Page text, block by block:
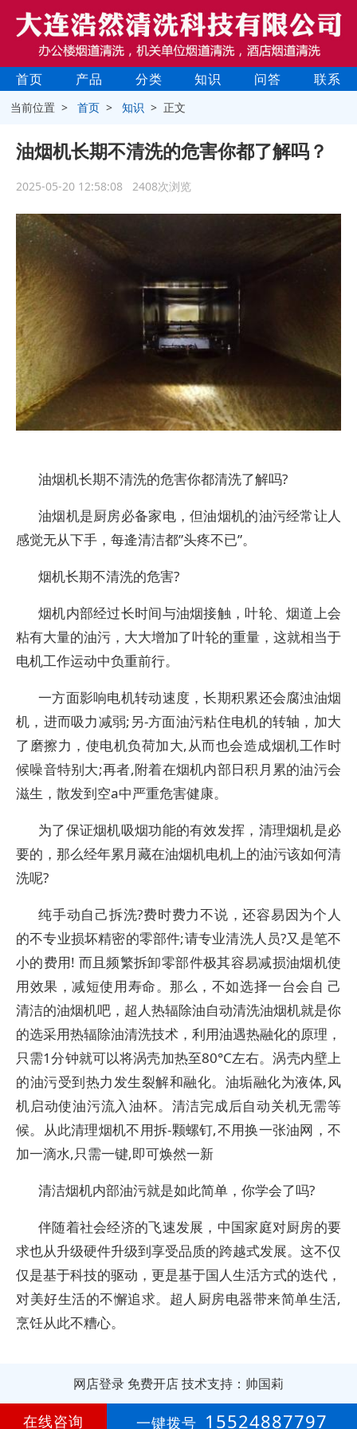
首页 产品 分类 知识 问答 联系
当前位置 >首页 >知识 > 正文
油烟机长期不清洗的危害你都了解吗？
2025-05-20 12:58:08 2408次浏览
油烟机长期不清洗的危害你都清洗了解吗?
油烟机是厨房必备家电，但油烟机的油污经常让人
感觉无从下手，每逄清洁都”头疼不已”。
烟机长期不清洗的危害?
烟机内部经过长时间与油烟接触，叶轮、烟道上会
粘有大量的油污，大大增加了叶轮的重量，这就相当于
电机工作运动中负重前行。
一方面影响电机转动速度，长期积累还会腐浊油烟
机，进而吸力减弱;另-方面油污粘住电机的转轴，加大
了磨擦力，使电机负荷加大,从而也会造成烟机工作时
候噪音特别大;再者,附着在烟机内部日积月累的油污会
滋生，散发到空a中严重危害健康。
为了保证烟机吸烟功能的有效发挥，清理烟机是必
要的，那么经年累月藏在油烟机电机上的油污该如何清
洗呢?
纯手动自己拆洗?费时费力不说，还容易因为个人
的不专业损坏精密的零部件;请专业清洗人员?又是笔不
小的费用! 而且频繁拆卸零部件极其容易减损油烟机使
用效果，减短使用寿命。那么，不如选择一台会自 己
清洁的油烟机吧，超人热辐除油自动清洗油烟机就是你
的选采用热辐除油清洗技术，利用油遇热融化的原理，
只需1分钟就可以将涡壳加热至80°C左右。涡壳内壁上
的油污受到热力发生裂解和融化。油垢融化为液体,风
机启动使油污流入油杯。清洁完成后自动关机无需等
候。从此清理烟机不用拆-颗螺钉,不用换一张油网，不
加一滴水,只需一键,即可焕然一新
清洁烟机内部油污就是如此简单，你学会了吗?
伴随着社会经济的飞速发展，中国家庭对厨房的要
求也从升级硬件升级到享受品质的跨越式发展。这不仅
仅是基于科技的驱动，更是基于国人生活方式的迭代，
对美好生活的不懈追求。超人厨房电器带来简单生活,
烹饪从此不糟心。
网店登录 免费开店技术支持：帅国莉
第16年
在线咨询 一键拨号 15524887797